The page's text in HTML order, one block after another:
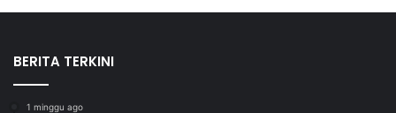
BERITA TERKINI
1 minggu ago